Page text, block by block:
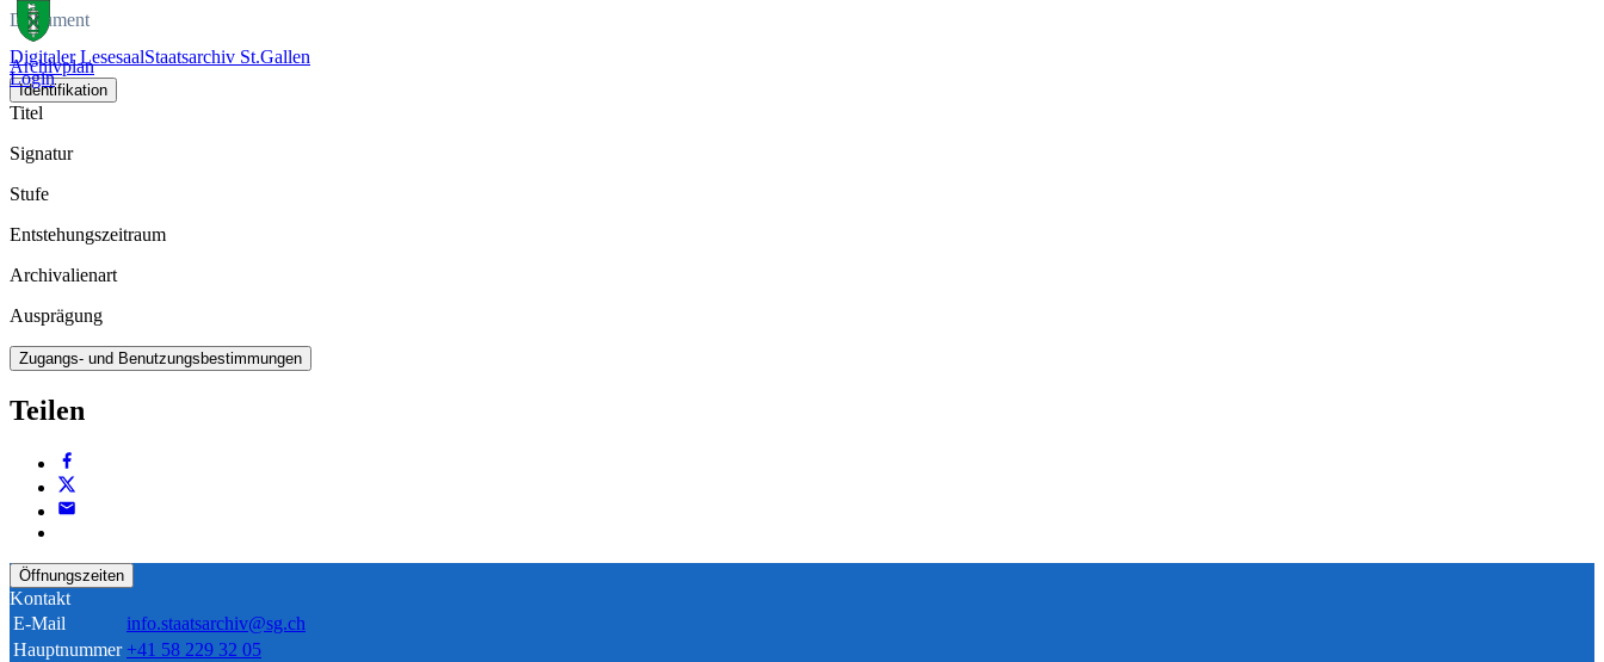
Digitaler LesesaalStaatsarchiv St.Gallen
Login
Dokument
Archivplan
Identifikation
Titel
Signatur
Stufe
Entstehungszeitraum
Archivalienart
Ausprägung
Zugangs- und Benutzungsbestimmungen
Teilen
Öffnungszeiten
Kontakt
E-Mail
info.staatsarchiv@sg.ch
Hauptnummer +41 58 229 32 05